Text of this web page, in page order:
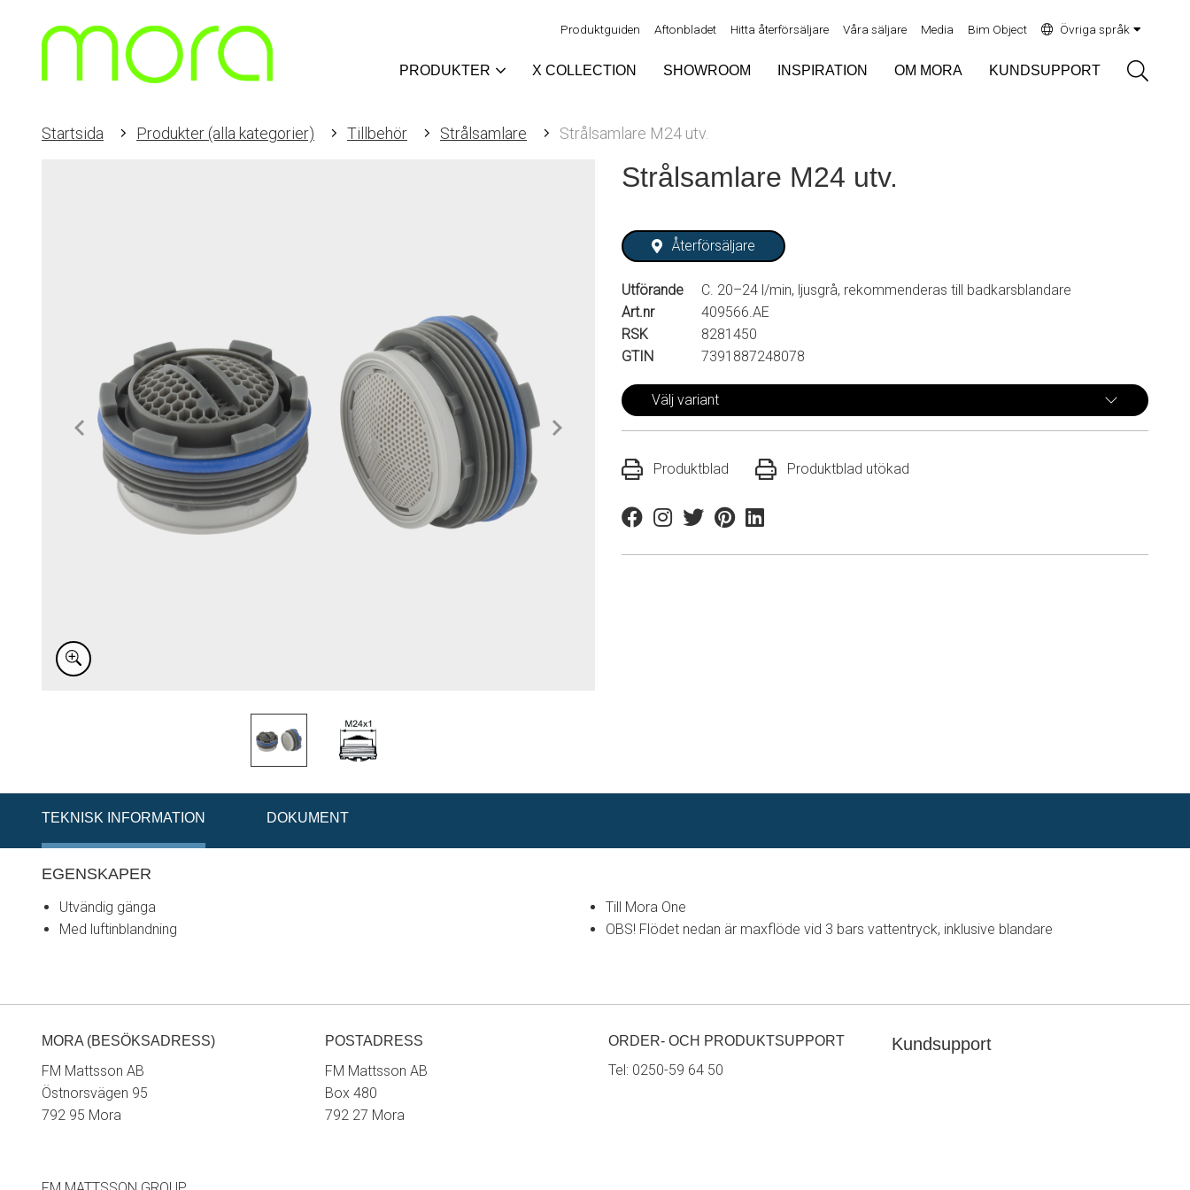
Produktguiden Aftonbladet Hitta återförsäljare Våra säljare Media Bim Object Övriga språk
PRODUKTER X COLLECTION SHOWROOM INSPIRATION OM MORA KUNDSUPPORT
Startsida Produkter (alla kategorier) Tillbehör Strålsamlare Strålsamlare M24 utv.
Strålsamlare M24 utv.
Återförsäljare
Utförande
C. 20–24 l/min, ljusgrå, rekommenderas till badkarsblandare
Art.nr
409566.AE
RSK
8281450
GTIN
7391887248078
Välj variant
Produktblad Produktblad utökad
FacebookInstagram
TwitterPinterestLinkedin
TEKNISK INFORMATION DOKUMENT
EGENSKAPER
Utvändig gänga
Med luftinblandning
Till Mora One
OBS! Flödet nedan är maxflöde vid 3 bars vattentryck, inklusive blandare
MORA (BESÖKSADRESS)
FM Mattsson AB
Östnorsvägen 95
792 95 Mora
POSTADRESS
FM Mattsson AB
Box 480
792 27 Mora
ORDER- OCH PRODUKTSUPPORT
Tel: 0250-59 64 50
Kundsupport